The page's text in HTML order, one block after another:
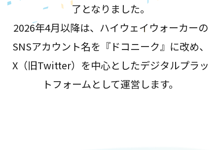
了となりました。
2026年4月以降は、ハイウェイウォーカーの
SNSアカウント名を『ドコニーク』に改め、
X（旧Twitter）を中心としたデジタルプラッ
トフォームとして運営します。